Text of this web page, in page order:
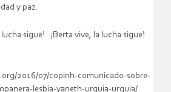
y paz.
lucha sigue! ¡Berta vive, la lucha sigue!
2016/07/copinh-comunicado-sobre-
lesbia-yaneth-urquia-urquia/